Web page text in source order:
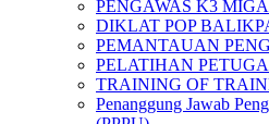
PENGAWAS K3
DIKLAT POP
PEMANTAUAN
PELATIHAN
TRAINING OF
Penanggung Jawab